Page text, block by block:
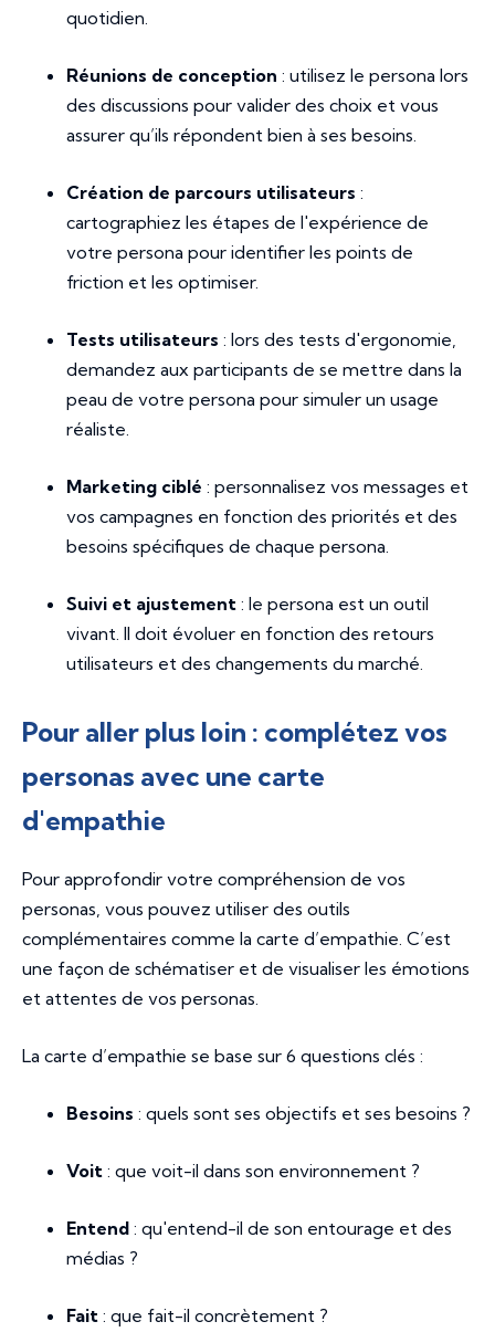
quotidien.
Réunions de conception : utilisez le persona lors
des discussions pour valider des choix et vous
assurer qu’ils répondent bien à ses besoins.
Création de parcours utilisateurs :
cartographiez les étapes de l'expérience de
votre persona pour identifier les points de
friction et les optimiser.
Tests utilisateurs : lors des tests d'ergonomie,
demandez aux participants de se mettre dans la
peau de votre persona pour simuler un usage
réaliste.
Marketing ciblé : personnalisez vos messages et
vos campagnes en fonction des priorités et des
besoins spécifiques de chaque persona.
Suivi et ajustement : le persona est un outil
vivant. Il doit évoluer en fonction des retours
utilisateurs et des changements du marché.
Pour aller plus loin : complétez vos
personas avec une carte
d'empathie
Pour approfondir votre compréhension de vos
personas, vous pouvez utiliser des outils
complémentaires comme la carte d’empathie. C’est
une façon de schématiser et de visualiser les émotions
et attentes de vos personas.
La carte d’empathie se base sur 6 questions clés :
Besoins : quels sont ses objectifs et ses besoins ?
Voit : que voit-il dans son environnement ?
Entend : qu'entend-il de son entourage et des
médias ?
Fait : que fait-il concrètement ?